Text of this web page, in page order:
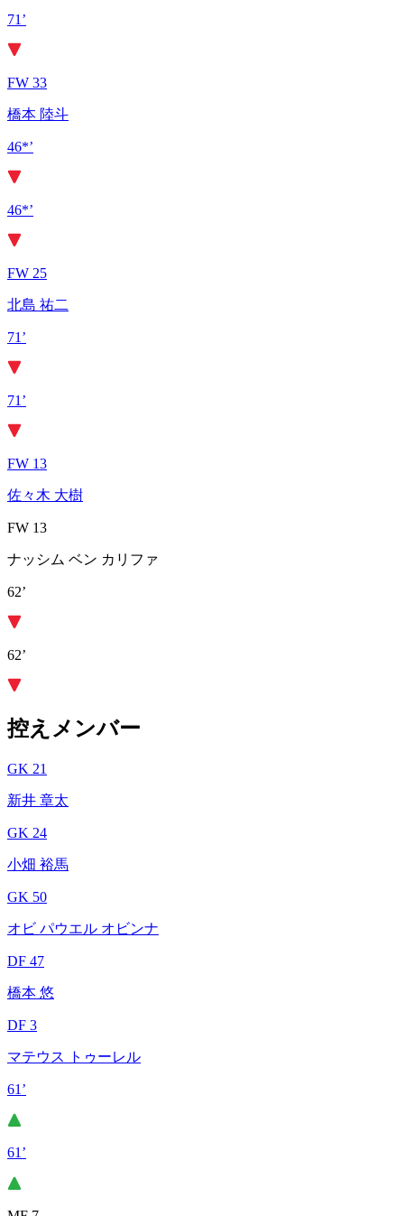
71’
FW 33
橋本 陸斗
46*’
46*’
FW 25
北島 祐二
71’
71’
FW 13
佐々木 大樹
FW 13
ナッシム ベン カリファ
62’
62’
控えメンバー
GK 21
新井 章太
GK 24
小畑 裕馬
GK 50
オビ パウエル オビンナ
DF 47
橋本 悠
DF 3
マテウス トゥーレル
61’
61’